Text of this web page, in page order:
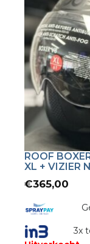
ROOF
XL + VIZIER
€365,00
3x